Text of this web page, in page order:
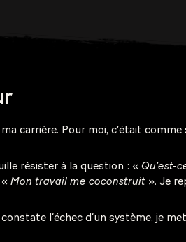
carrière. Pour moi, c’était
résister à la question : « Qu’est-
Mon travail me coconstruit ». Je
l’échec d’un système, je